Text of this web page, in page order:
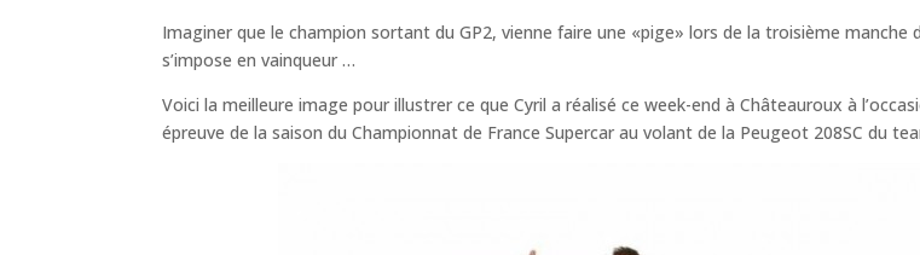
Imaginer que le champion sortant du GP2, vienne faire une «pige» lors de la troisième manche
s’impose en vainqueur …
Voici la meilleure image pour illustrer ce que Cyril a réalisé ce week-end à Châteauroux à
épreuve de la saison du Championnat de France Supercar au volant de la Peugeot 208SC du